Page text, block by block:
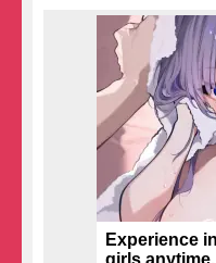
Experience
girls